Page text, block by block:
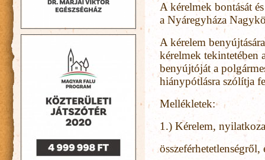
A kérelmek bontását
a Nyáregyháza
A kérelem
kérelmek tekintetében
benyújtóját a
hiánypótlásra szólítja
Mellékletek:
1.) Kérelem,